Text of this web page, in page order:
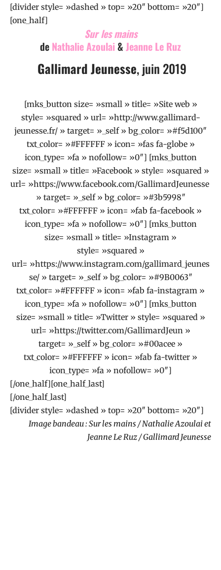
[divider style= »dashed » top= »20″ bottom= »20″]
[one_half]
Sur les mains
de Nathalie Azoulai& Jeanne Le Ruz
Gallimard Jeunesse, juin 2019
[mks_button size= »small » title= »Site web »
style= »squared » url= »http://www.gallimard-
jeunesse.fr/ » target= »_self » bg_color= »#f5d100″
txt_color= »#FFFFFF » icon= »fas fa-globe »
icon_type= »fa » nofollow= »0″] [mks_button
size= »small » title= »Facebook » style= »squared »
url= »https://www.facebook.com/GallimardJeunesse
» target= »_self » bg_color= »#3b5998″
txt_color= »#FFFFFF » icon= »fab fa-facebook »
icon_type= »fa » nofollow= »0″] [mks_button
size= »small » title= »Instagram »
style= »squared »
url= »https://www.instagram.com/gallimard_jeunes
se/ » target= »_self » bg_color= »#9B0063″
txt_color= »#FFFFFF » icon= »fab fa-instagram »
icon_type= »fa » nofollow= »0″] [mks_button
size= »small » title= »Twitter » style= »squared »
url= »https://twitter.com/GallimardJeun »
target= »_self » bg_color= »#00acee »
txt_color= »#FFFFFF » icon= »fab fa-twitter »
icon_type= »fa » nofollow= »0″]
[/one_half][one_half_last]
[/one_half_last]
[divider style= »dashed » top= »20″ bottom= »20″]
Image bandeau : Sur les mains / Nathalie Azoulai et
Jeanne Le Ruz / Gallimard Jeunesse